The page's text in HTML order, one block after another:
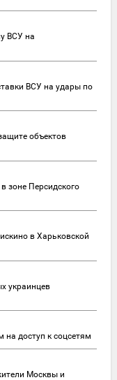
ВСУ на
ВСУ на удары по
объектов
зоне Персидского
в Харьковской
украинцев
доступ к соцсетям
Москвы и